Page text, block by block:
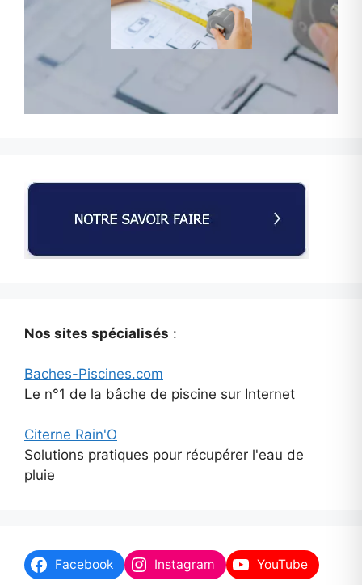
Nos sites spécialisés :
Baches-Piscines.com
Le n°1 de la bâche de piscine sur Internet
Citerne Rain'O
Solutions pratiques pour récupérer l'eau de
pluie
Facebook Instagram YouTube